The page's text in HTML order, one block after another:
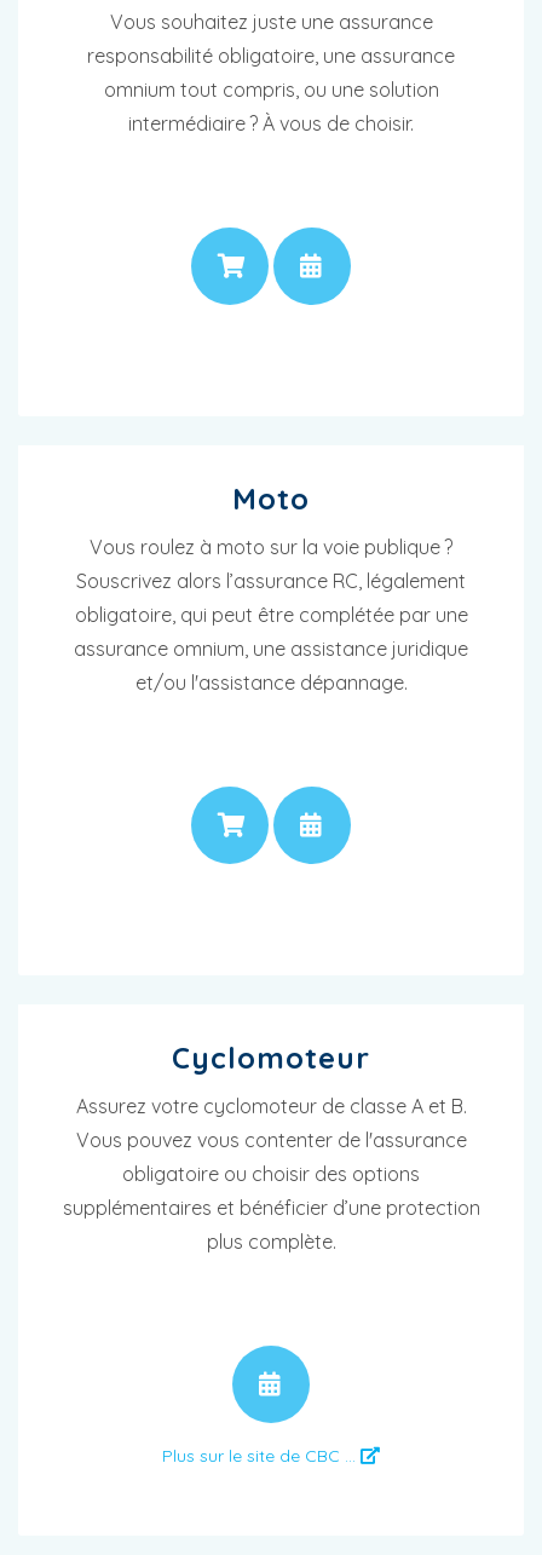
Vous souhaitez juste une assurance
responsabilité obligatoire, une assurance
omnium tout compris, ou une solution
intermédiaire ? À vous de choisir.
PRIX
Moto
Vous roulez à moto sur la voie publique ?
Souscrivez alors l’assurance RC, légalement
obligatoire, qui peut être complétée par une
assurance omnium, une assistance juridique
et/ou l'assistance dépannage.
PRIX
Cyclomoteur
Assurez votre cyclomoteur de classe A et B.
Vous pouvez vous contenter de l'assurance
obligatoire ou choisir des options
supplémentaires et bénéficier d’une protection
plus complète.
Plus sur le site de CBC ...